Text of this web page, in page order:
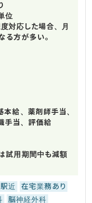
位
対応した場合、月
る方が多い。
本給、薬剤師手当、
手当、評価給
試用期間中も減額
駅近
在宅業務あり
脳神経外科